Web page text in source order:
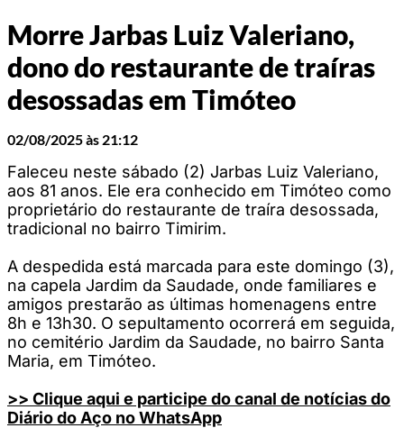
Morre Jarbas Luiz Valeriano,
dono do restaurante de traíras
desossadas em Timóteo
02/08/2025 às 21:12
Faleceu neste sábado (2) Jarbas Luiz Valeriano,
aos 81 anos. Ele era conhecido em Timóteo como
proprietário do restaurante de traíra desossada,
tradicional no bairro Timirim.
A despedida está marcada para este domingo (3),
na capela Jardim da Saudade, onde familiares e
amigos prestarão as últimas homenagens entre
8h e 13h30. O sepultamento ocorrerá em seguida,
no cemitério Jardim da Saudade, no bairro Santa
Maria, em Timóteo.
>> Clique aqui e participe do canal de notícias do
Diário do Aço no WhatsApp